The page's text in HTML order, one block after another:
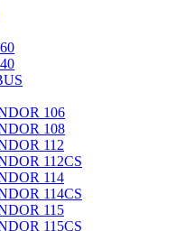
106
108
112
112CS
114
114CS
115
115CS